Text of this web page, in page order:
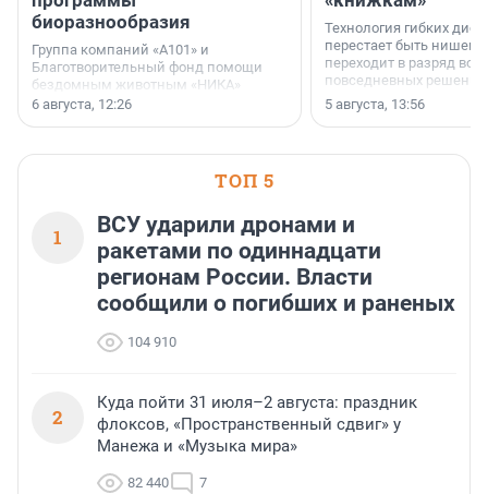
биоразнообразия
Группа компаний «А101» и
Благотворительный фонд помощи
бездомным животным «НИКА»
заключили соглашение о
6 августа, 12:26
Технология гибких
перестает быть
переходит в разряд
повседневных
5 августа, 13:56
ТОП 5
1
ВСУ ударили дронами и
ракетами по одиннадцати
регионам России. Власти
сообщили о погибших и раненых
104 910
2
Куда пойти 31 июля–2 августа: праздник
флоксов, «Пространственный сдвиг» у
Манежа и «Музыка мира»
82 440 7